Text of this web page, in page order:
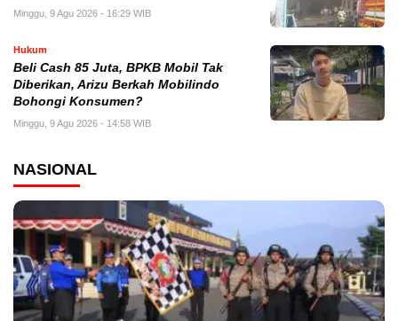
Minggu, 9 Agu 2026 - 16:29 WIB
Hukum
‎Beli Cash 85 Juta, BPKB Mobil Tak
Diberikan, Arizu Berkah Mobilindo
Bohongi Konsumen?
Minggu, 9 Agu 2026 - 14:58 WIB
NASIONAL